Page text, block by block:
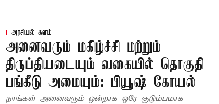
அரசியல் களம்
அனைவரும் மகிழ்ச்சி மற்றும்
திருப்தியடையும் வகையில் தொகுதி
பங்கீடு அமையும்: பியூஷ் கோயல்
நாங்கள் அனைவரும் ஒன்றாக ஒரே குடும்பமாக